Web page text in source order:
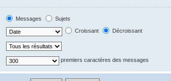
Messages
Sujets
Croissant Décroissant
premiers caractères des messages